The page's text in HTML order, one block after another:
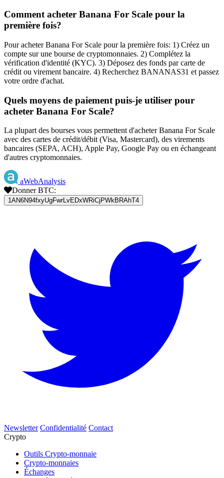
Comment acheter Banana For Scale pour la
première fois?
Pour acheter Banana For Scale pour la première fois: 1) Créez un
compte sur une bourse de cryptomonnaies. 2) Complétez la
vérification d'identité (KYC). 3) Déposez des fonds par carte de
crédit ou virement bancaire. 4) Recherchez BANANAS31 et passez
votre ordre d'achat.
Quels moyens de paiement puis-je utiliser pour
acheter Banana For Scale?
La plupart des bourses vous permettent d'acheter Banana For Scale
avec des cartes de crédit/débit (Visa, Mastercard), des virements
bancaires (SEPA, ACH), Apple Pay, Google Pay ou en échangeant
d'autres cryptomonnaies.
aWebAnalysis
Donner BTC:
1AN6N94fxyUgFwrLvEDxWRiCjPWkBRAhT4
Newsletter Confidentialité Contact
Crypto
Outils Crypto-monnaie
Crypto-monnaies
Échanges